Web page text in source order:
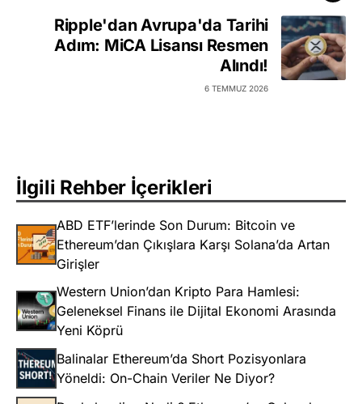
Ripple'dan Avrupa'da Tarihi
Adım: MiCA Lisansı Resmen
Alındı!
6 TEMMUZ 2026
İlgili Rehber İçerikleri
ABD ETF’lerinde Son Durum: Bitcoin ve
Ethereum’dan Çıkışlara Karşı Solana’da Artan
Girişler
Western Union’dan Kripto Para Hamlesi:
Geleneksel Finans ile Dijital Ekonomi Arasında
Yeni Köprü
Balinalar Ethereum’da Short Pozisyonlara
Yöneldi: On-Chain Veriler Ne Diyor?